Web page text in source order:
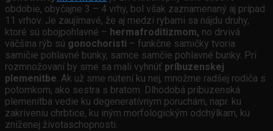
obdobie, obyčajne 3 – 4 vrhy, bol však zaznamenaný aj prípad
11 vrhov. Je zaujímavé, že aj medzi rybami sa nájdu druhy,
ktoré sú obojpohlavné – hermafroditizmom, no drvivá
väčšina rýb sú gonochoristi – funkčne samičky tvoria
samičie pohlavné bunky, samce samčie pohlavné bunky. Pri
rozmnožovaní by sme sa mali vyhnúť príbuzenskej
plemenitbe. Ak už sme nútení ku nej, množme radšej rodiča s
potomkom, ako sestra s bratom. Dlhodobá príbuzenská
plemenitba vedie ku degeneratívnym poruchám, napr. ku
zakriveniu chrbtice, ku iným morfologickým odchýlkam, ku
zníženej životaschopnosti.